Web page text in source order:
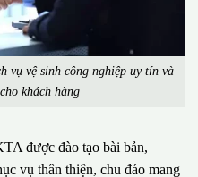
vụ vệ sinh công nghiệp uy tín và
khách hàng
được đào tạo bài bản,
vụ thân thiện, chu đáo mang